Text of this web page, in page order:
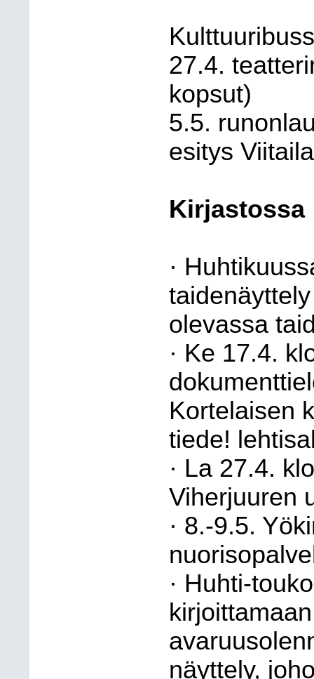
27.4.
kopsut)
5.5.
esitys
Kirjastossa
·
olevassa
· Ke 17.4.
Kortelaisen
tiede!
· La 27.4.
Viherjuuren
· 8.-9.5.
· Huhti-
näyttely,